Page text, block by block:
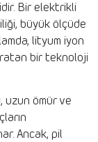
Bir elektrikli
büyük ölçüde
lityum iyon
bir teknoloji
uzun ömür ve
Ancak, pil